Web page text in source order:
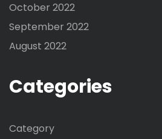
October 2022
September 2022
August 2022
Categories
Category